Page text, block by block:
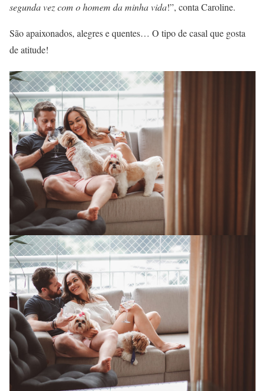
segunda vez com o homem da minha vida!”, conta Caroline.
São apaixonados, alegres e quentes… O tipo de casal que gosta
de atitude!